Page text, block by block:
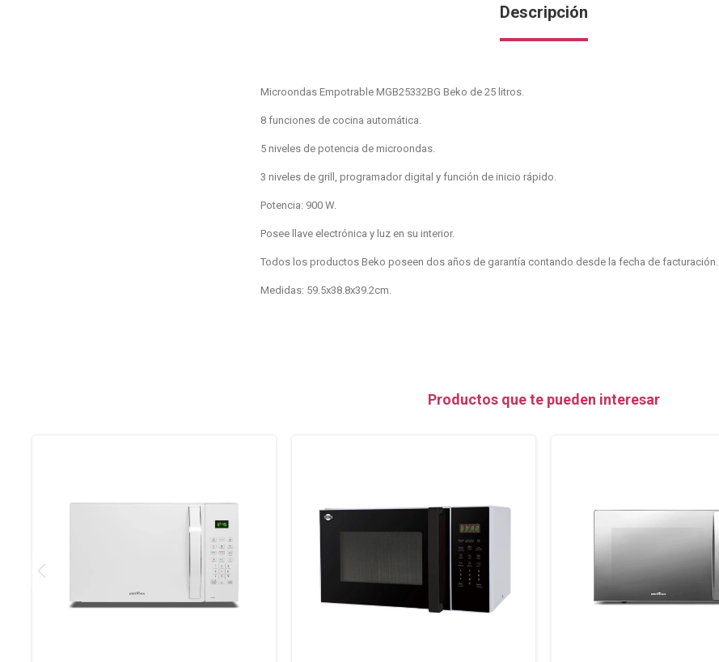
Descripción
Microondas Empotrable MGB25332BG Beko de 25 litros.
8 funciones de cocina automática.
5 niveles de potencia de microondas.
3 niveles de grill, programador digital y función de inicio rápido.
Potencia: 900 W.
Posee llave electrónica y luz en su interior.
Todos los productos Beko poseen dos años de garantía contando desde la fecha de facturación.
Medidas: 59.5x38.8x39.2cm.
Productos que te pueden interesar